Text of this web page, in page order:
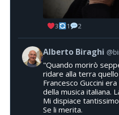
3 1 2
Alberto Biraghi
"Quando morirò
ridare alla terra
Francesco Guccini
della musica italiana.
Mi dispiace
Se li merita.